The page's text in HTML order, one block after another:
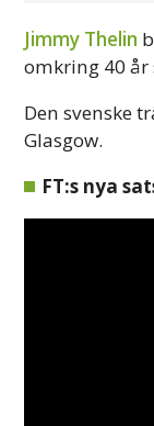
Jimmy Thelin
omkring 40 år
Den svenske
Glasgow.
FT:s nya